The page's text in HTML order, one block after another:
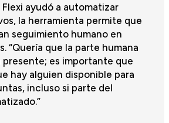
ayudó a automatizar
la herramienta permite que
seguimiento humano en
“Quería que la parte humana
presente; es importante que
hay alguien disponible para
incluso si parte del